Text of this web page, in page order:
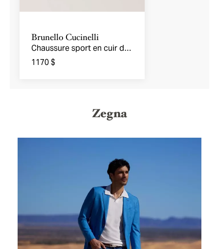
Brunello Cucinelli
Chaussure sport en cuir de
veau texturé
1170 $
Zegna